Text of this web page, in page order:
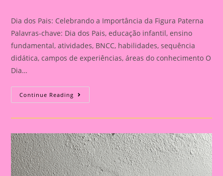
Dia dos Pais: Celebrando a Importância da Figura Paterna
Palavras-chave: Dia dos Pais, educação infantil, ensino
fundamental, atividades, BNCC, habilidades, sequência
didática, campos de experiências, áreas do conhecimento O
Dia…
Continue Reading Cartão
Lembrança
O
Pais
|
Dia
Dos
Pais:
Celebrando